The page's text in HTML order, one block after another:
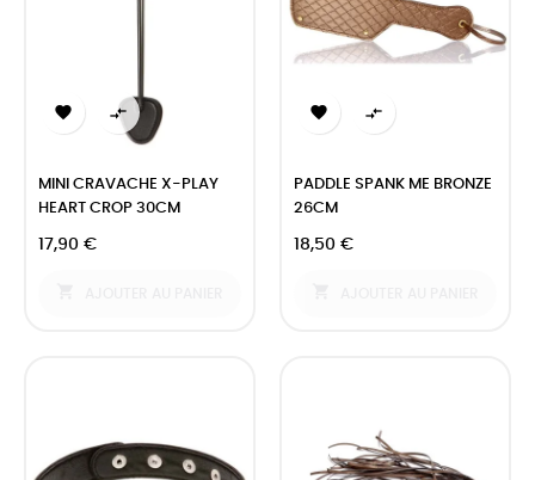
 
MINI CRAVACHE X-PLAY
HEART CROP 30CM
17,90 €
 
PADDLE SPANK ME BRONZE
26CM
18,50 €